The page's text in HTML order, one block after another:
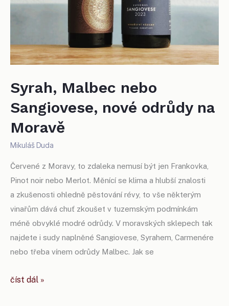
Syrah, Malbec nebo
Sangiovese, nové odrůdy na
Moravě
Mikuláš Duda
Červené z Moravy, to zdaleka nemusí být jen Frankovka,
Pinot noir nebo Merlot. Měnící se klima a hlubší znalosti
a zkušenosti ohledně pěstování révy, to vše některým
vinařům dává chuť zkoušet v tuzemským podmínkám
méně obvyklé modré odrůdy. V moravských sklepech tak
najdete i sudy naplněné Sangiovese, Syrahem, Carmenére
nebo třeba vínem odrůdy Malbec. Jak se
syrah,
číst dál »